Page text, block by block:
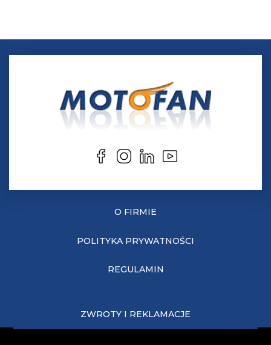
O FIRMIE
POLITYKA PRYWATNOŚCI
REGULAMIN
ZWROTY I REKLAMACJE